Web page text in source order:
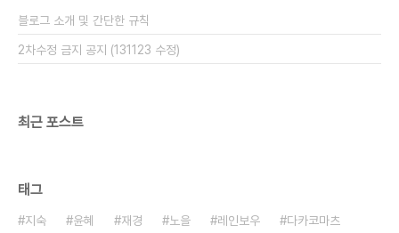
블로그 소개 및 간단한 규칙
2차수정 금지 공지 (131123 수정)
최근 포스트
태그
지숙 윤혜 재경 노을 레인보우
다카코마츠